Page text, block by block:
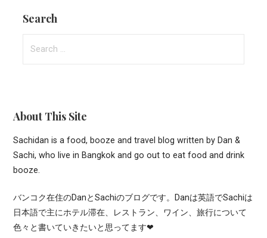
Search
for:
About This Site
Sachidan is a food, booze and travel blog written by Dan &
Sachi, who live in Bangkok and go out to eat food and drink
booze.
バンコク在住のDanとSachiのブログです。Danは英語でSachiは
日本語で主にホテル滞在、レストラン、ワイン、旅行について
色々と書いていきたいと思ってます❤